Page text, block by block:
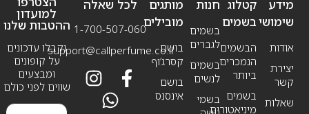
מידע
שימושי
אודות
יצירת
קשר
שאלות
חנות
בשמים
לגברים
בשמים
לנשים
בשמי
קטלוג
בשמים
הבשמים
הנמכרים
ביותר
בשמים
מיניאטורים
מותגים
מובילים
בושם
קסרג’וף
בושם
אינסנס
לכל שאלה
1-700-507-060
support@callperfume.co.il
למועדון
ההטבות שלנו
וקבלו עדכונים
על קופונים
ומבצעים
שווים לפני כולם